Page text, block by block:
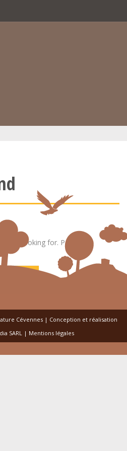
looking for. Perhaps
Cévennes | Conception et réalisation
SARL | Mentions légales